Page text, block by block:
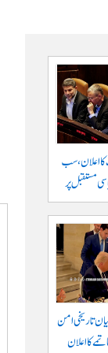
کا اعلان، سب
مستقبل پر
تاریخی امن
کا اعلان